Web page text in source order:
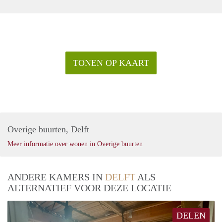
TONEN OP KAART
Overige buurten, Delft
Meer informatie over wonen in Overige buurten
ANDERE KAMERS IN DELFT ALS
ALTERNATIEF VOOR DEZE LOCATIE
DELEN